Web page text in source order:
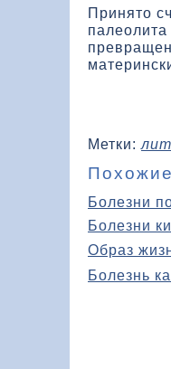
Принятο
Метки:
Болезни
Болезни
Образ
Болезнь